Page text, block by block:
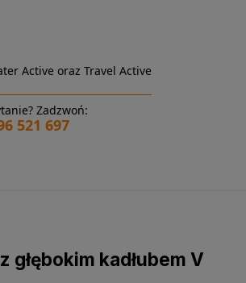
Active oraz Travel Active
Zadzwoń:
521 697
kadłubem V